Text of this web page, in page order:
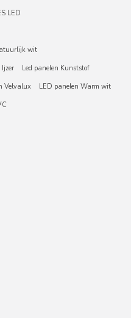
LED
wit
Ijzer
Led panelen Kunststof
Velvalux
LED panelen Warm wit